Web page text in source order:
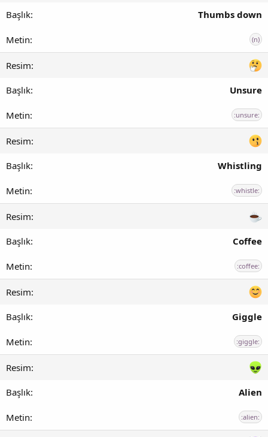
Thumbs down
(n)
Unsure
:unsure:
Whistling
:whistle:
Coffee
:coffee:
Giggle
:giggle:
Alien
:alien: